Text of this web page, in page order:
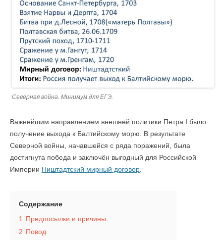
Северная война. Минимум для ЕГЭ.
Важнейшим направлением внешней политики Петра I было
получение выхода к Балтийскому морю. В результате
Северной войны, начавшейся с ряда поражений, была
достигнута победа и заключён выгодный для Российской
Империи Ништадтский мирный договор
Содержание
1
Предпосылки и причины
2 Повод